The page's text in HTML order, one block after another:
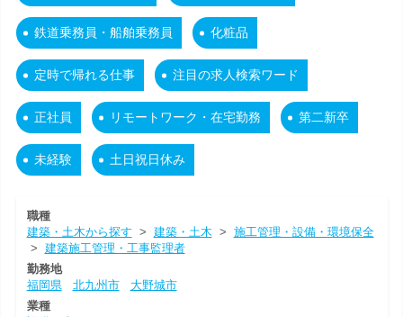
鉄道乗務員・船舶乗務員 化粧品
定時で帰れる仕事 注目の求人検索ワード
正社員 リモートワーク・在宅勤務 第二新卒
未経験 土日祝日休み
職種
建築・土木から探す > 建築・土木 > 施工管理・設備・環境保全
> 建築施工管理・工事監理者
勤務地
福岡県
北九州市
大野城市
業種